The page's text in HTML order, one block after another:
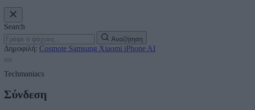
Search
Αναζήτηση
Δημοφιλή: Cosmote Samsung Xiaomi iPhone AI
Techmaniacs
Σύνδεση